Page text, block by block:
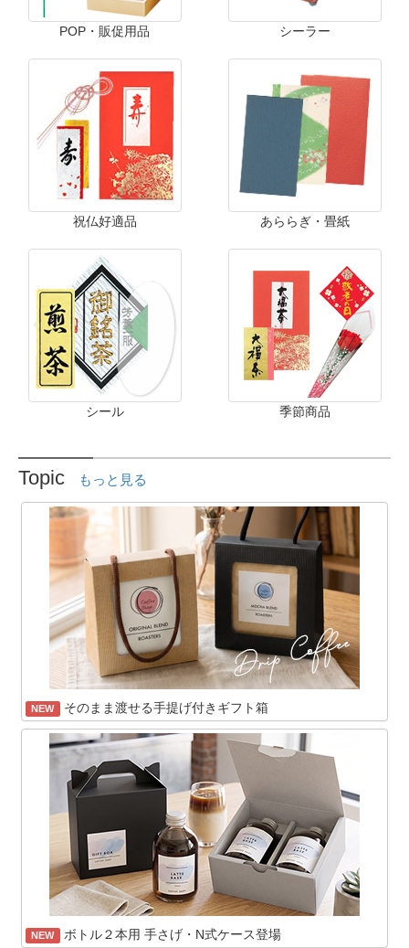
POP・販促用品 シーラー
祝仏好適品 あららぎ・畳紙
シール 季節商品
Topic もっと見る
NEW そのまま渡せる手提げ付きギフト箱
NEW ボトル２本用 手さげ・N式ケース登場